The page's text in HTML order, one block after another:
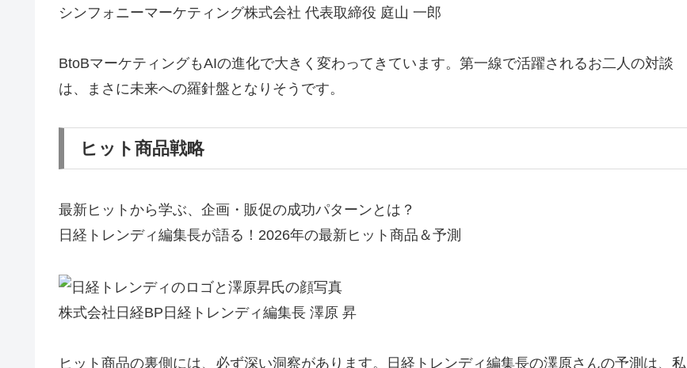
シンフォニーマーケティング株式会社 代表取締役 庭山 一郎
BtoBマーケティングもAIの進化で大きく変わってきています。第一線で活躍されるお二人の対談
は、まさに未来への羅針盤となりそうです。
ヒット商品戦略
最新ヒットから学ぶ、企画・販促の成功パターンとは？
日経トレンディ編集長が語る！2026年の最新ヒット商品＆予測
株式会社日経BP日経トレンディ編集長 澤原 昇
ヒット商品の裏側には、必ず深い洞察があります。日経トレンディ編集長の澤原さんの予測は、私